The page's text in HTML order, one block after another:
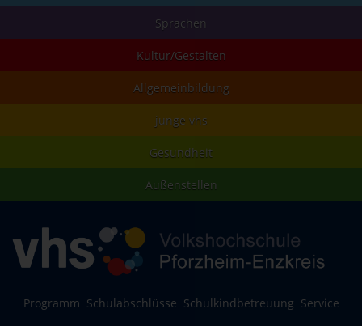
Sprachen
Kultur/Gestalten
Allgemeinbildung
junge vhs
Gesundheit
Außenstellen
Programm Schulabschlüsse Schulkindbetreuung Service